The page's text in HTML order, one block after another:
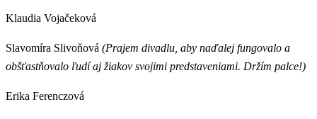
Klaudia Vojačeková
Slavomíra Slivoňová (Prajem divadlu, aby naďalej fungovalo a
obšťastňovalo ľudí aj žiakov svojimi predstaveniami. Držím palce!)
Erika Ferenczová